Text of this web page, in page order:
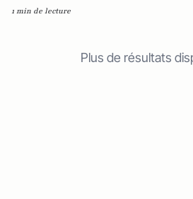
1 min de lecture
Plus de résultats